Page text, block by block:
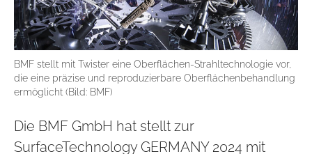
BMF stellt mit Twister eine Oberflächen-Strahltechnologie vor,
die eine präzise und reproduzierbare Oberflächenbehandlung
ermöglicht (Bild: BMF)
Die BMF GmbH hat stellt zur
SurfaceTechnology GERMANY 2024 mit